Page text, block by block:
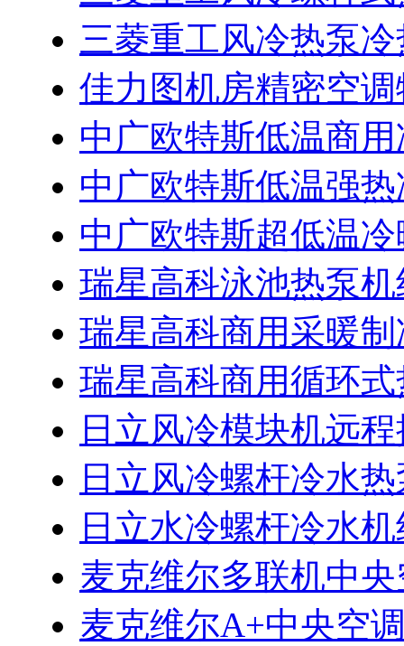
三菱重工风冷热泵
佳力图机房精密空
中广欧特斯低温商
中广欧特斯低温强
中广欧特斯超低温
瑞星高科泳池热泵
瑞星高科商用采暖
瑞星高科商用循环
日立风冷模块机远
日立风冷螺杆冷水
日立水冷螺杆冷水
麦克维尔多联机中
麦克维尔A+中央空